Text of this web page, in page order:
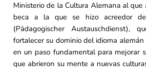
Ministerio de la Cultura Alemana al que
beca a la que se hizo acreedor
(Pädagogischer Austauschdienst),
fortalecer su dominio del idioma
en un paso fundamental para mejorar
que abrieron su mente a nuevas